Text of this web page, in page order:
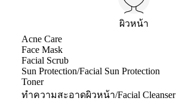
ผิวหน้า
Acne Care
Face Mask
Facial Scrub
Sun Protection/Facial Sun Protection
Toner
ทำความสะอาดผิวหน้า/Facial Cleanser